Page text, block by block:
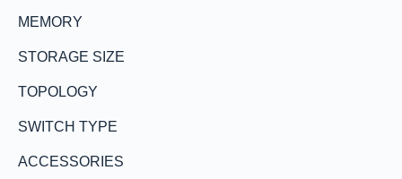
MEMORY
STORAGE SIZE
TOPOLOGY
SWITCH TYPE
ACCESSORIES